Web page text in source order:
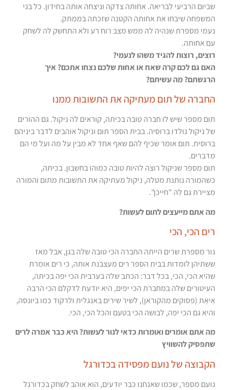
שביום הרביעי לבריאה. אחותה צדקה וניצחה אותה בחידון. כל בני
המשפחה שיבחו את אחותה הקטנה שזכתה בממתק.
נעמי מספרת שנהיה לה ממש מצב רוח רע ולא התחשק לה לשחק
עם אחותה.
רוצים, רוצות להגיד משהו לנעמי?
האם גם לכם קרה שאח או אחות שלכם נצחו אתכם? איך
הרגשתם? מה עשיתם?
החברה של תום מעתיקה את התשובות ממנו
תום מספר שיש לו חברה טובה בכיתה, קוראים לה ניקול. גם ההורים
של ניקול נולדו ברוסיה. בבית הספר תום וניקול אוהבים לדבר ביניהם
ברוסית. תום אומר שכיף להם שאף אחד לא מבין על מה ועל מי הם
מדברים.
תום מספר שניקול רוצה להיות טובה כמוהו בחשבון. בכיתה,
כשהמורה נותנת מטלה, ניקול מעתיקה את התשובות מתום והמורה
מציירת גם לה "חייכן".
מה אתם מייעצים לתום לעשות?
רים הכי, הכי
נור מספרת שרים הייתה החברה הכי טובה שלה בגן, אבל מאז
ששתיהן לומדות בבית הספר רים מעצבנת אותה, כי רים אומרת
שהיא הכי, הכי, בכל דבר: הכתב שלה בערבית הכי יפה בכיתה,
העיטורים שלה במחברת הכי יפים, היא יודעת לדקלם הכי הרבה
אַיאַת (פסוקים מהקוראן), לשיר שירים באנגלית ולרקוד כמו ביונסה,
והיא גם הכי יפה, לבושה הכי בטעם והכל הכי, הכי.
מה אתם אומרים ואומרות כדאי לנור לעשות? היא כבר אמרה לרים
שתפסיק להשוויץ
הקבוצה של נועם מפסידה בכדורגל
נועם מספר, שכמו שאנחנו כבר יודעים, הוא אוהב לשחק בכדורגל